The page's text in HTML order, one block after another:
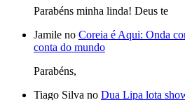
Parabéns minha linda! Deus te
Jamile no Coreia é Aqui: Onda
conta do mundo
Parabéns,
Tiago Silva no Dua Lipa lota